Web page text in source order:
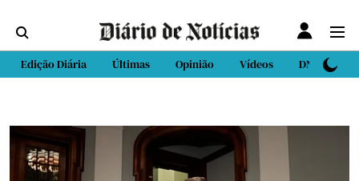
Edição Diária Últimas Opinião Vídeos DN Sport